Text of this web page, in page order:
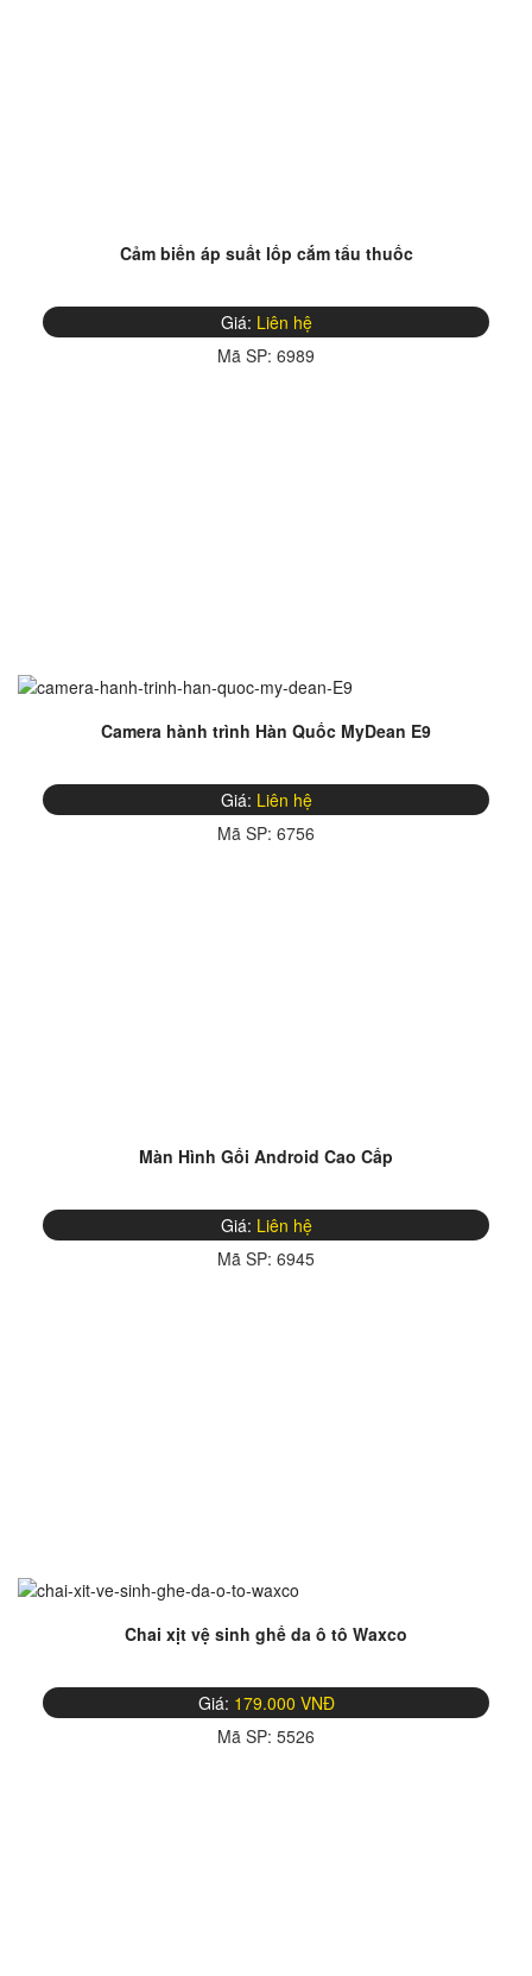
Cảm biến áp suất lốp cắm tẩu thuốc
Giá: Liên hệ
Mã SP: 6989
Camera hành trình Hàn Quốc MyDean E9
Giá: Liên hệ
Mã SP: 6756
Màn Hình Gối Android Cao Cấp
Giá: Liên hệ
Mã SP: 6945
Chai xịt vệ sinh ghế da ô tô Waxco
Giá: 179.000 VNĐ
Mã SP: 5526